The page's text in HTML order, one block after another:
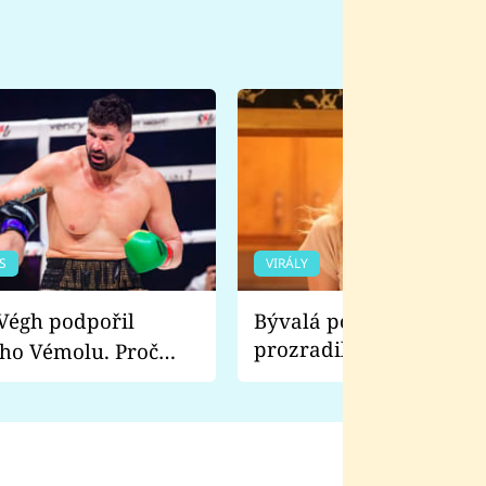
Vémolu. Proč
zápasit s ním než
VIRÁLY
Bývalá pornoherečka
prozradila, co ji
natáčení Euforie.